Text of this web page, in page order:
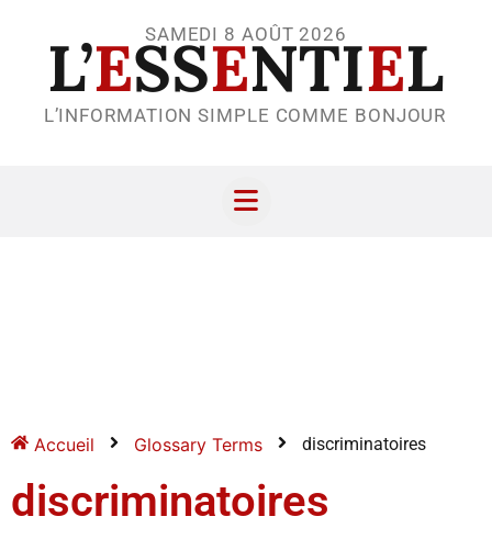
SAMEDI 8 AOÛT 2026
L’ESSENTIEL
L’INFORMATION SIMPLE COMME BONJOUR
Accueil Glossary Terms discriminatoires
discriminatoires